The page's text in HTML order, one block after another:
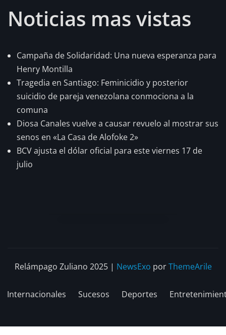
Noticias mas vistas
Campaña de Solidaridad: Una nueva esperanza para
Henry Montilla
Tragedia en Santiago: Feminicidio y posterior
suicidio de pareja venezolana conmociona a la
comuna
Diosa Canales vuelve a causar revuelo al mostrar sus
senos en «La Casa de Alofoke 2»
BCV ajusta el dólar oficial para este viernes 17 de
julio
Relámpago Zuliano 2025 | NewsExo porThemeArile
Internacionales Sucesos Deportes